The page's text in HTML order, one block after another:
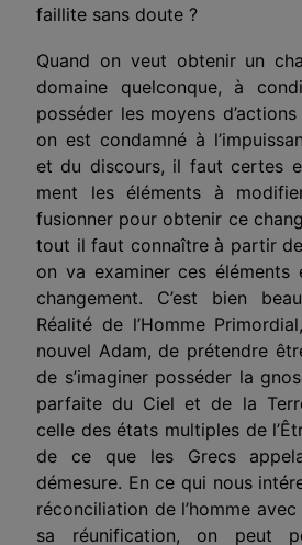
faillite sans doute ?
Quand on veut obtenir un
domaine quelconque, à
posséder les moyens
on est condamné à
et du discours, il faut certes
ment les éléments à
fusionner pour obtenir ce
tout il faut connaître à partir
on va examiner ces éléments
changement. C’est bien
Réalité de l’Homme
nouvel Adam, de pré­tendre
de s’imaginer posséder la
parfaite du Ciel et de la
celle des états multiples de
de ce que les Grecs
démesure. En ce qui nous
réconciliation de l’homme
sa réunification, on peut